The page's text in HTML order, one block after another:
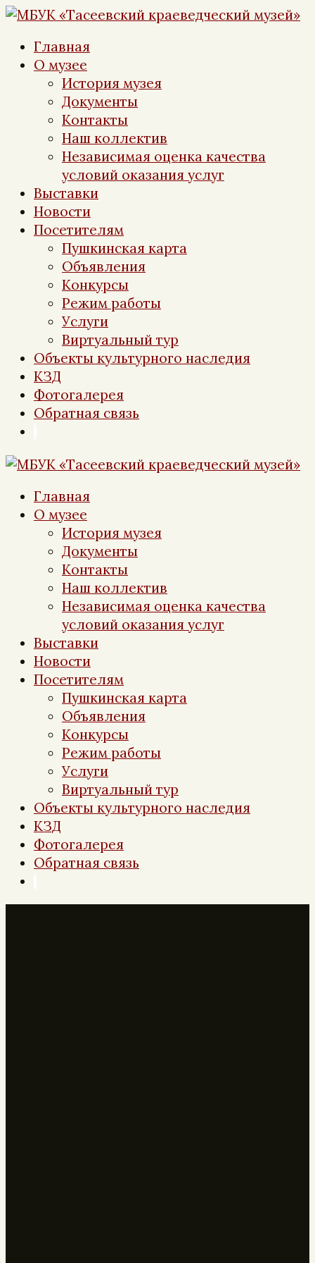
Перейти
контенту
Главная
О музее
История музея
Документы
Контакты
Наш коллектив
Независимая оценка качества
условий оказания услуг
Выставки
Новости
Посетителям
Пушкинская карта
Объявления
Конкурсы
Режим работы
Услуги
Виртуальный тур
Объекты культурного наследия
КЗД
Фотогалерея
Обратная связь
Главная
О музее
История музея
Документы
Контакты
Наш коллектив
Независимая оценка качества
условий оказания услуг
Выставки
Новости
Посетителям
Пушкинская карта
Объявления
Конкурсы
Режим работы
Услуги
Виртуальный тур
Объекты культурного наследия
КЗД
Фотогалерея
Обратная связь